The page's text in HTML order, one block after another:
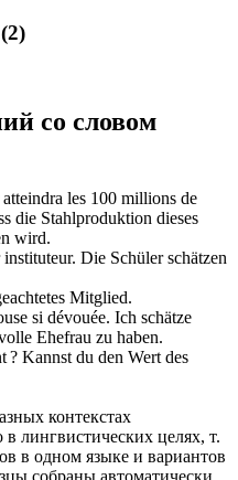
(2)
со словом
les 100 millions de
die Stahlproduktion dieses
wird.
Die Schülerschätzen
Mitglied.
si dévouée. Ich schätze
Ehefrau zu haben.
? Kannst du den Wert des
контекстах
лингвистических целях, т.
в одном языке и вариантов